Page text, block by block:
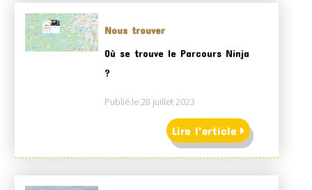
Nous trouver
Où se trouve le Parcours Ninja
?
Publié le 28 juillet 2023
Lire l'article